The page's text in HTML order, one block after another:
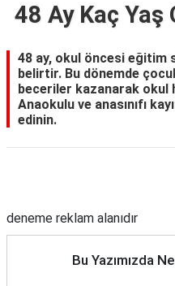
48 Ay Kaç Yaş
48 ay, okul öncesi eğitim
belirtir. Bu dönemde
beceriler kazanarak okul
Anaokulu ve anasınıfı
edinin.
deneme reklam alanıdır
Bu Yazımızda